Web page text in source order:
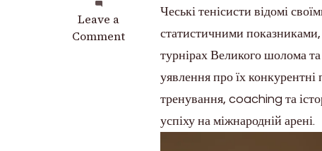
Leave a
Comment
on
Чек-
порівняння
статистики
Чеські тенісисти відомі
статистичними показниками,
турнірах Великого шолома
уявлення про їх конкурентні
тренування, coaching та
успіху на міжнародній арені.